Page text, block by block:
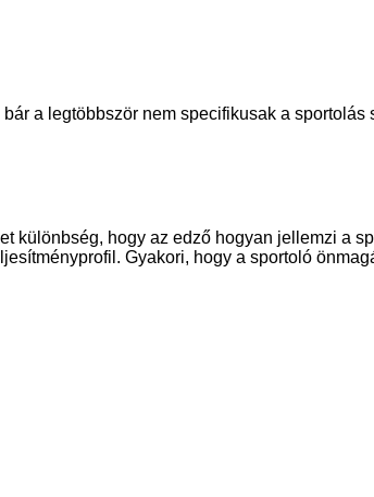
a legtöbbször nem specifikusak a sportolás
különbség, hogy az edző hogyan jellemzi a
Gyakori, hogy a sportoló